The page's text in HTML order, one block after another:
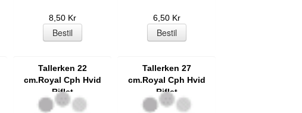
8,50 Kr 6,50 Kr
Tallerken 22
cm.Royal Cph Hvid
Riflet
Tallerken 27
cm.Royal Cph Hvid
Riflet